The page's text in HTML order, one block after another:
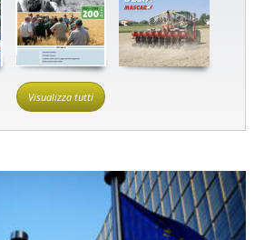
Visualizza tutti